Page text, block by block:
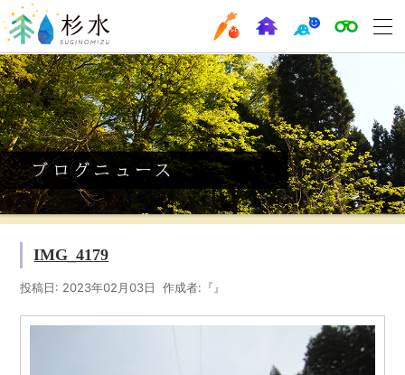
IMG_4179
投稿日: 2023年02月03日 作成者:『』